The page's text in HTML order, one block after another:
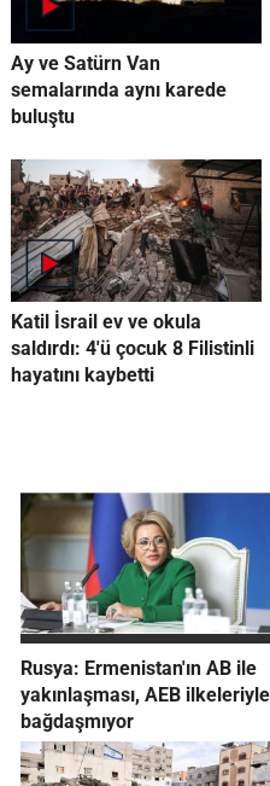
Ay ve Satürn Van
semalarında aynı karede
buluştu
Katil İsrail ev ve okula
saldırdı: 4'ü çocuk 8 Filistinli
hayatını kaybetti
Rusya: Ermenistan'ın AB ile
yakınlaşması, AEB ilkeleriyle
bağdaşmıyor